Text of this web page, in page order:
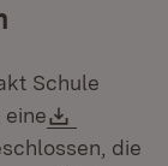
Schule
in neuem
die